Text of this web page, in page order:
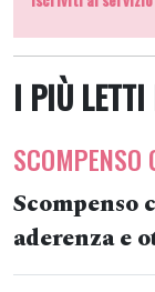
I PIÙ LETTI
SCOMPENSO
aderenza e